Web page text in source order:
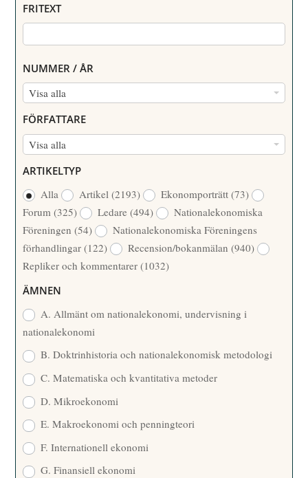
FRITEXT
NUMMER / ÅR
Visa alla
N
M
M
/
Å
R
FÖRFATTARE
Visa alla
R
F
A
T
T
A
R
ARTIKELTYP
Alla
Artikel(2193) Ekonomporträtt(73)
Forum(325) Ledare(494)
Nationalekonomiska
Föreningen(54)
Nationalekonomiska Föreningens
förhandlingar(122) Recension/bokanmälan(940)
Repliker och kommentarer(1032)
ÄMNEN
A. Allmänt om nationalekonomi, undervisning i
nationalekonomi
B. Doktrinhistoria och nationalekonomisk metodologi
C. Matematiska och kvantitativa metoder
D. Mikroekonomi
E. Makroekonomi och penningteori
F. Internationell ekonomi
G. Finansiell ekonomi